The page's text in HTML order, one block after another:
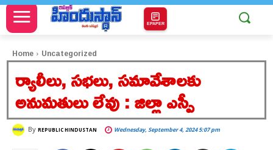
EPAPER
Home Uncategorized
ర్యాలీలు, సభలు, సమావేశాలకు
అనుమతులు లేవు : జిల్లా ఎస్పీ
By REPUBLIC HINDUSTAN Wednesday, September 4, 2024 5:07 pm